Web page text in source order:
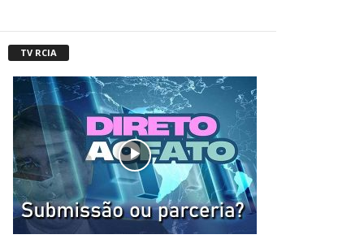
TV RCIA